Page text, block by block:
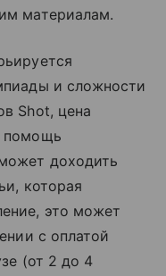
материалам.
и сложности
Shot, цена
помощь
доходить
которая
это может
с оплатой
(от 2 до 4